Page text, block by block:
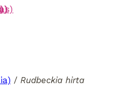
/ Rudbeckia hirta